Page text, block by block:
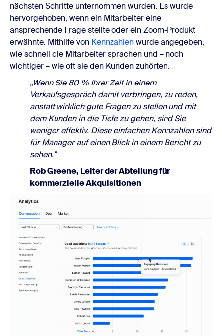
nächsten Schritte unternommen wurden. Es wurde
hervorgehoben, wenn ein Mitarbeiter eine
ansprechende Frage stellte oder ein Zoom-Produkt
erwähnte. Mithilfe von Kennzahlenwurde angegeben,
wie schnell die Mitarbeiter sprachen und – noch
wichtiger – wie oft sie den Kunden zuhörten.
„Wenn Sie 80 % Ihrer Zeit in einem
Verkaufsgespräch damit verbringen, zu reden,
anstatt wirklich gute Fragen zu stellen und mit
dem Kunden in die Tiefe zu gehen, sind Sie
weniger effektiv. Diese einfachen Kennzahlen sind
für Manager auf einen Blick in einem Bericht zu
sehen.”
Rob Greene, Leiter der Abteilung für
kommerzielle Akquisitionen